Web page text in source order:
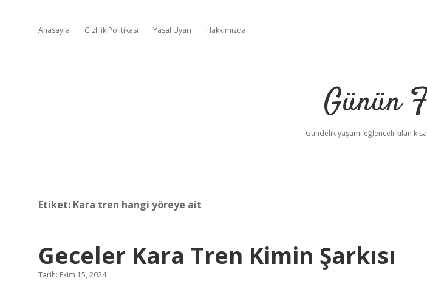
Anasayfa Gizlilik Politikası Yasal Uyarı Hakkımızda
Günün
Gündelik yaşamı eğlenceli kılan
Etiket: Kara tren hangi yöreye ait
Geceler Kara Tren Kimin Şarkısı
Tarih: Ekim 15, 2024